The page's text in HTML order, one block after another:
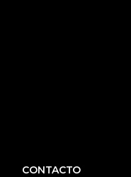
CONTACTO